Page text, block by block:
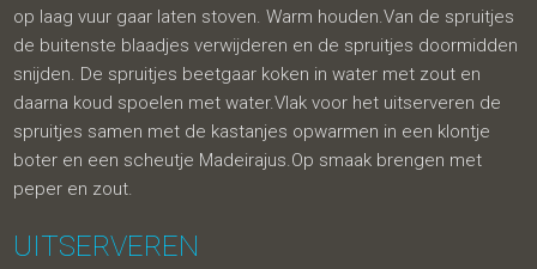
op laag vuur gaar laten stoven. Warm houden.Van de spruitjes
de buitenste blaadjes verwijderen en de spruitjes doormidden
snijden. De spruitjes beetgaar koken in water met zout en
daarna koud spoelen met water.Vlak voor het uitserveren de
spruitjes samen met de kastanjes opwarmen in een klontje
boter en een scheutje Madeirajus.Op smaak brengen met
peper en zout.
UITSERVEREN